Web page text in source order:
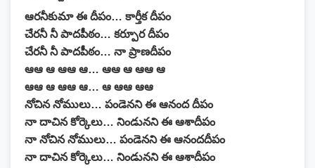
ఆరనీకుమా ఈ దీపం… కార్తీక దీపం
చేరనీ నీ పాదపీఠం… కర్పూర దీపం
చేరనీ నీ పాదపీఠం… నా ప్రాణదీపం
ఆఆ ఆ ఆఆ ఆ… ఆఆ ఆ ఆఆ ఆ
ఆఆ ఆ ఆఆ ఆ… ఆ ఆఆ ఆఆ
నోచిన నోములు… పండెనని ఈ ఆనంద దీపం
నా దాచిన కోర్కెలు… నిండునని ఈ ఆశాదీపం
నా నోచిన నోములు… పండెనని ఈ ఆనందదీపం
నా దాచిన కోర్కెలు… నిండునని ఈ ఆశాదీపం